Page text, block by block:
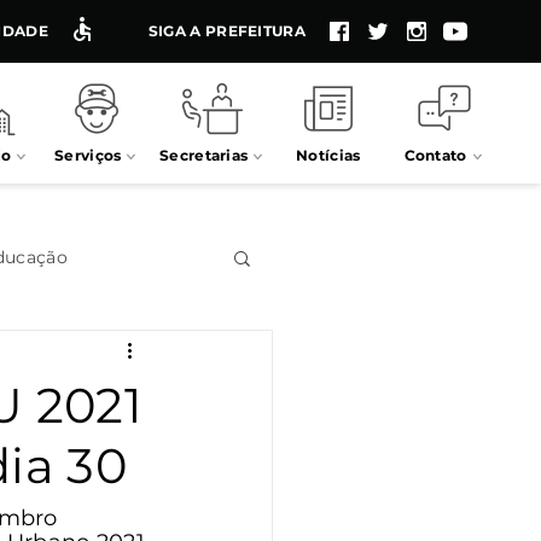
SIGA A PREFEITURA
Serviços Secretarias Notícias Contato
Processos seletivos
2021
30